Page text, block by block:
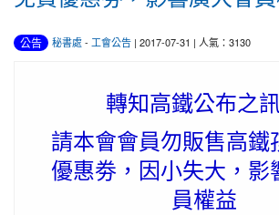
公告 秘書處- 工會公告 | 2017-07-31 | 人氣：3130
轉知高鐵公布之
請本會會員勿販售高鐵
優惠劵，因小失大，影
員權益